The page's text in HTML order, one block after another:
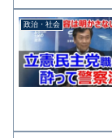
政治・社会